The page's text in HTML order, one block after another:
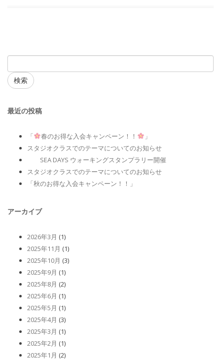
検索
最近の投稿
「 春のお得な入会キャンペーン！！
」
スタジオクラスでのテーマについてのお知らせ
SEA DAYS ウォーキングスタンプラリー開催
スタジオクラスでのテーマについてのお知らせ
「秋のお得な入会キャンペーン！！」
アーカイブ
2026年3月 (1)
2025年11月 (1)
2025年10月 (3)
2025年9月 (1)
2025年8月 (2)
2025年6月 (1)
2025年5月 (1)
2025年4月 (3)
2025年3月 (1)
2025年2月 (1)
2025年1月 (2)